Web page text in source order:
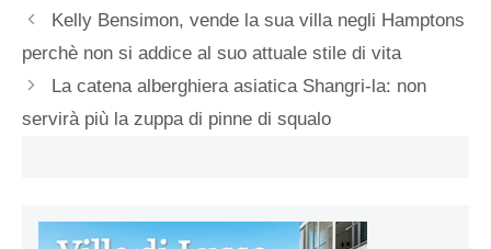
Kelly Bensimon, vende la sua villa negli Hamptons
perchè non si addice al suo attuale stile di vita
La catena alberghiera asiatica Shangri-la: non
servirà più la zuppa di pinne di squalo